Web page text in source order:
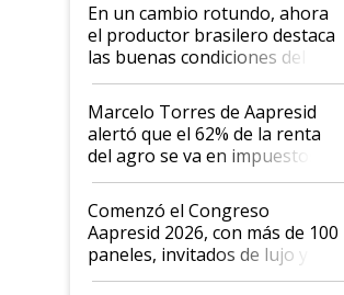
En un cambio rotundo, ahora
el productor brasilero destaca
las buenas condiciones del
agro argentino para invertir:
"Los veo más motivados"
Marcelo Torres de Aapresid
alertó que el 62% de la renta
del agro se va en impuestos:
"No es bueno que en
Argentina se sigan discutiendo
las mismas cosas de hace 50
años"
Comenzó el Congreso
Aapresid 2026, con más de 100
paneles, invitados de lujo y
todas las tendencias